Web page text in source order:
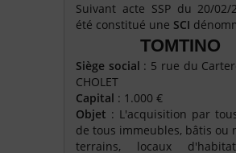
Suivant acte SSP du 20/
été constitué une SCI
TOMTINO
Siège social : 5 rue du
CHOLET
Capital : 1.000 €
Objet : L'acquisition par
de tous immeubles, bâtis ou
terrains, locaux